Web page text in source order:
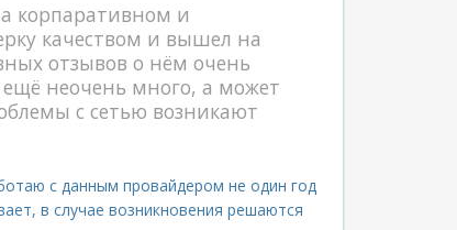
корпаративном и
качеством и вышел на
отзывов о нём очень
неочень много, а может
с сетью возникают
с данным провайдером не один год
в случае возникновения решаются